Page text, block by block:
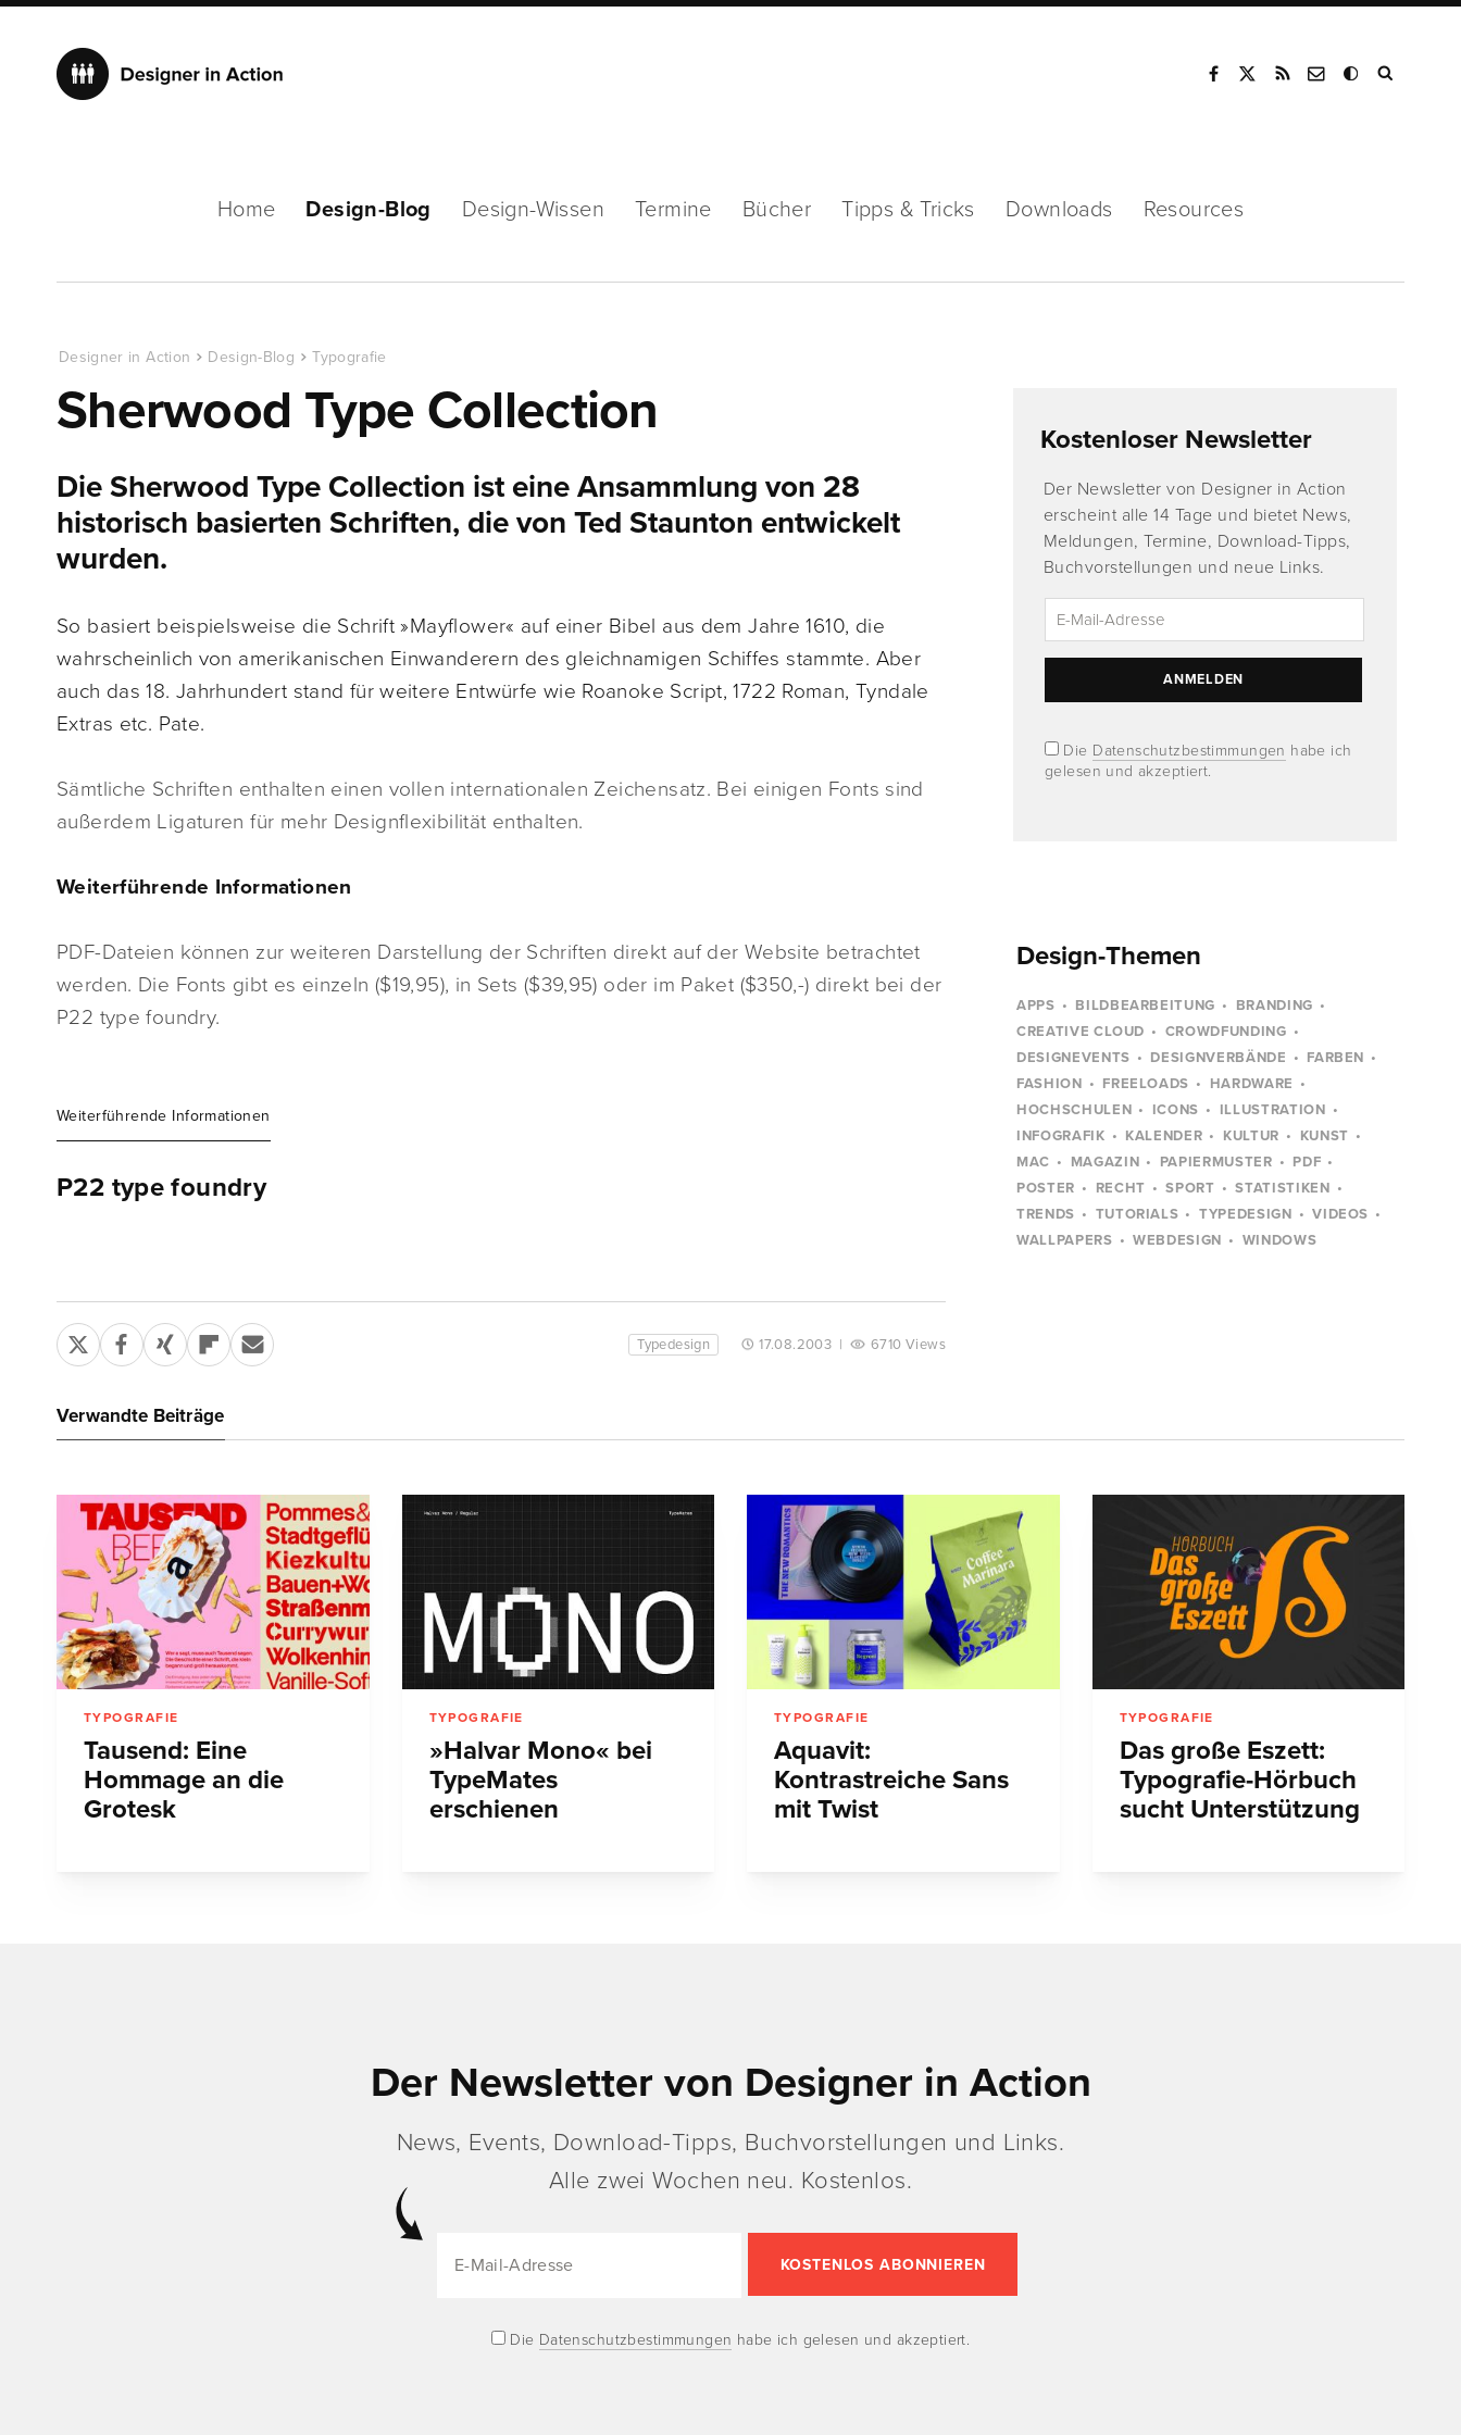
Home Design-Blog Design-Wissen Termine Bücher Tipps & Tricks Downloads Resources
Designer in Action Design-Blog Typografie
Sherwood Type Collection
Die Sherwood Type Collection ist eine Ansammlung von 28
historisch basierten Schriften, die von Ted Staunton entwickelt
wurden.
So basiert beispielsweise die Schrift »Mayflower« auf einer Bibel aus dem Jahre 1610, die
wahrscheinlich von amerikanischen Einwanderern des gleichnamigen Schiffes stammte. Aber
auch das 18. Jahrhundert stand für weitere Entwürfe wie Roanoke Script, 1722 Roman, Tyndale
Extras etc. Pate.
Sämtliche Schriften enthalten einen vollen internationalen Zeichensatz. Bei einigen Fonts sind
außerdem Ligaturen für mehr Designflexibilität enthalten.
Weiterführende Informationen
PDF-Dateien können zur weiteren Darstellung der Schriften direkt auf der Website betrachtet
werden. Die Fonts gibt es einzeln ($19,95), in Sets ($39,95) oder im Paket ($350,-) direkt bei der
P22 type foundry.
Weiterführende Informationen
P22 type foundry
Typedesign 17.08.2003 | 6710 Views
Kostenloser Newsletter
Der Newsletter von Designer in Action
erscheint alle 14 Tage und bietet News,
Meldungen, Termine, Download-Tipps,
Buchvorstellungen und neue Links.
Die Datenschutzbestimmungen habe ich
gelesen und akzeptiert.
Design-Themen
APPS BILDBEARBEITUNG
BRANDING
CREATIVE CLOUD
CROWDFUNDING
DESIGNEVENTS
DESIGNVERBÄNDE
FARBEN
FASHION
FREELOADS
HARDWARE
HOCHSCHULEN
ICONS
ILLUSTRATION
INFOGRAFIK
KALENDER KULTUR
KUNST
MAC
MAGAZIN PAPIERMUSTER
PDF
POSTER
RECHT SPORT
STATISTIKEN
TRENDS
TUTORIALS TYPEDESIGN
VIDEOS
WALLPAPERS
WEBDESIGN WINDOWS
Verwandte Beiträge
TYPOGRAFIE
Tausend: Eine
Hommage an die
Grotesk
TYPOGRAFIE
»Halvar Mono« bei
TypeMates
erschienen
TYPOGRAFIE
Aquavit:
Kontrastreiche Sans
mit Twist
TYPOGRAFIE
Das große Eszett:
Typografie-Hörbuch
sucht Unterstützung
Der Newsletter von Designer in Action
News, Events, Download-Tipps, Buchvorstellungen und Links.
Alle zwei Wochen neu. Kostenlos.
Die Datenschutzbestimmungen habe ich gelesen und akzeptiert.